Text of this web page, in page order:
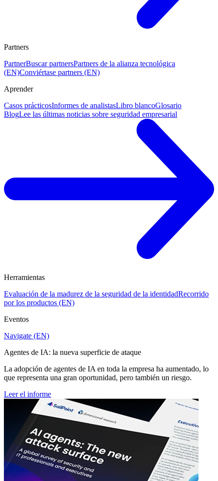
Partners
PartnerBuscar partnersPartners de la alianza tecnológica
(EN)Conviértase partners (EN)
Aprender
Casos prácticosInformes de analistasLibro blancoGlosario
BlogLee las últimas noticias sobre seguridad empresarial
Herramientas
Evaluación de la madurez de la seguridad de la identidadRecorrido
por los productos (EN)
Eventos
Navigate (EN)
Agentes de IA: la nueva superficie de ataque
La adopción de agentes de IA en toda la empresa ha aumentado, lo
que representa una gran oportunidad, pero también un riesgo.
Leer el informe